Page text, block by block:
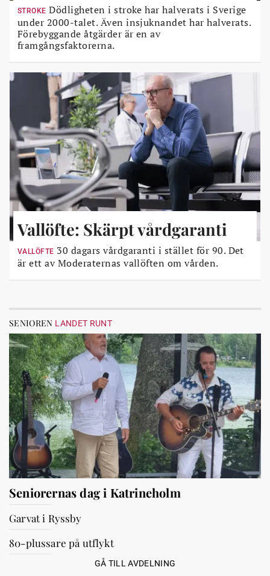
STROKE Dödligheten i stroke har halverats i Sverige
under 2000-talet. Även insjuknandet har halverats.
Förebyggande åtgärder är en av
framgångsfaktorerna.
Vallöfte: Skärpt vårdgaranti
VALLÖFTE 30 dagars vårdgaranti i stället för 90. Det
är ett av Moderaternas vallöften om vården.
SENIOREN LANDET RUNT
Seniorernas dag i Katrineholm
Garvat i Ryssby
80-plussare på utflykt
GÅ TILL AVDELNING